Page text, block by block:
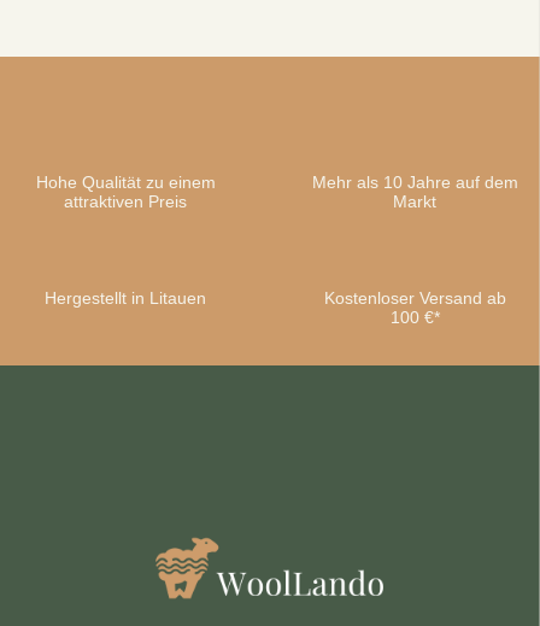
Hohe Qualität zu einem
attraktiven Preis
Mehr als 10 Jahre auf dem
Markt
Hergestellt in Litauen
Kostenloser Versand ab
100 €*